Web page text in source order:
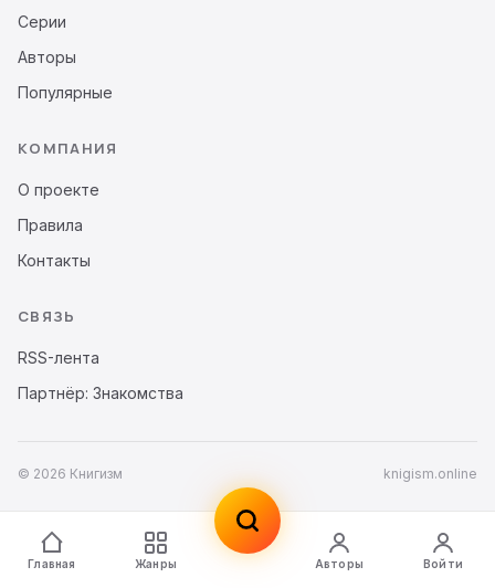
Главная Жанры Авторы Войти
Серии
Авторы
Популярные
КОМПАНИЯ
О проекте
Правила
Контакты
СВЯЗЬ
RSS-лента
Партнёр: Знакомства
© 2026 Книгизм knigism.online